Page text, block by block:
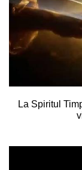
La Spiritul